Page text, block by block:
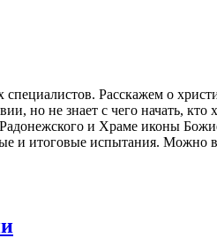
Расскажем о
но не знает с чего начать, кто
Радонежского и Храме иконы
и итоговые испытания. Можно